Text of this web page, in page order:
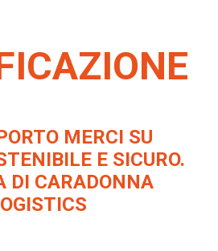
MERCI SU
E SICURO.
DI CARADONNA